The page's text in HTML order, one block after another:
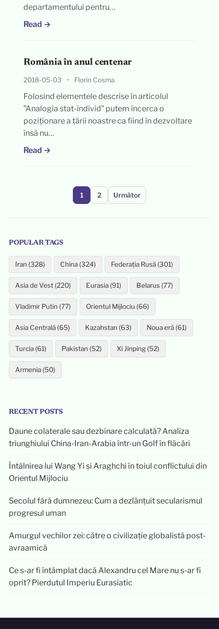
departamentului pentru…
Read →
România în anul centenar
2018-05-03 • Florin Cosma
Folosind elementele descrise în articolul
”Analogia stat-individ” putem încerca o
poziționare a țării noastre ca fiind în dezvoltare
însă nu…
Read →
1 2 Următor
POPULAR TAGS
Iran (328) China (324) Federația Rusă (301)
Asia de Vest (220) Eurasia (91) Belarus (77)
Vladimir Putin (77) Orientul Mijlociu (66)
Asia Centrală (65) Kazahstan (63) Noua eră (61)
Turcia (61) Pakistan (52) Xi Jinping (52)
Armenia (50)
RECENT POSTS
Daune colaterale sau dezbinare calculată? Analiza
triunghiului China-Iran-Arabia într-un Golf în flăcări
Întâlnirea lui Wang Yi și Araghchi în toiul conflictului din
Orientul Mijlociu
Secolul fără dumnezeu: Cum a dezlănțuit secularismul
progresul uman
Amurgul vechilor zei: către o civilizație globalistă post-
avraamică
Ce s-ar fi întâmplat dacă Alexandru cel Mare nu s-ar fi
oprit? Pierdutul Imperiu Eurasiatic